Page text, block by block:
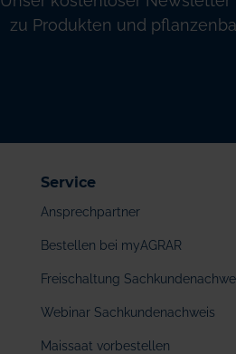
zu Produkten und
Service
Ansprechpartner
Bestellen bei myAGRAR
Freischaltung
Webinar Sachkundenachweis
Maissaat vorbestellen